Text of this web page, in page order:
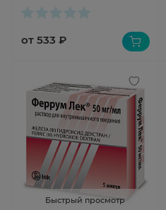
от 533 ₽
Быстрый просмотр